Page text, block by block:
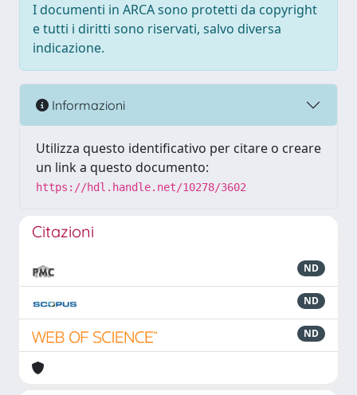
I documenti in ARCA sono protetti da copyright
e tutti i diritti sono riservati, salvo diversa
indicazione.
Informazioni
Utilizza questo identificativo per citare o creare
un link a questo documento:
https://hdl.handle.net/10278/3602
Citazioni
ND
ND
ND